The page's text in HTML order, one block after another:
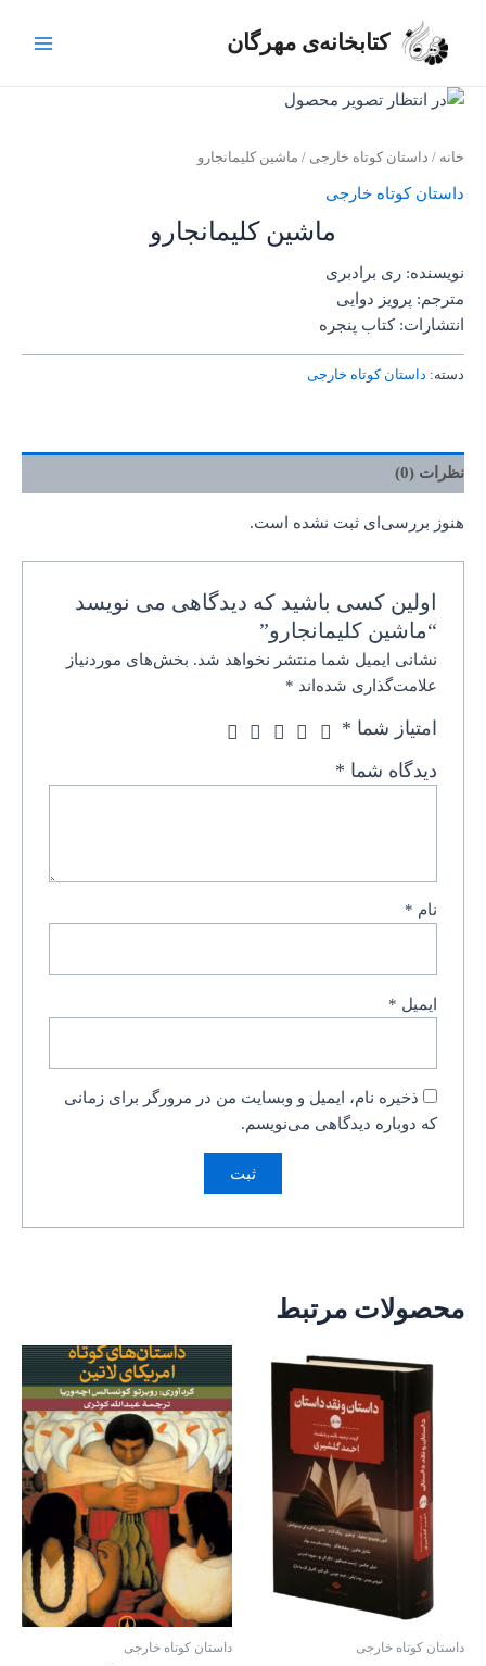
کتابخانه‌ی مهرگان
خانه / داستان کوتاه خارجی / ماشین کلیمانجارو
داستان کوتاه خارجی
ماشین کلیمانجارو
نویسنده: ری برادبری
مترجم: پرویز دوایی
انتشارات: کتاب پنجره
دسته: داستان کوتاه خارجی
نظرات (0)
هنوز بررسی‌ای ثبت نشده است.
اولین کسی باشید که دیدگاهی می نویسد
“ماشین کلیمانجارو”
نشانی ایمیل شما منتشر نخواهد شد. بخش‌های موردنیاز
علامت‌گذاری شده‌اند *
امتیاز شما *
دیدگاه شما *
نام *
ایمیل *
ذخیره نام، ایمیل و وبسایت من در مرورگر برای زمانی
که دوباره دیدگاهی می‌نویسم.
محصولات مرتبط
داستان کوتاه خارجی داستان کوتاه خارجی